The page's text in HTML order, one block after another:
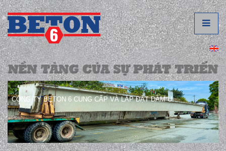
CÔNG TY BETON 6 CUNG CẤP VÀ LẮP ĐẶT DẦM U.